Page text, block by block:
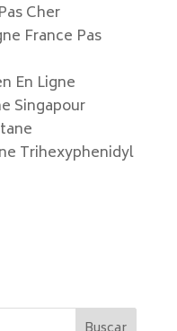
Cher
France Pas
En Ligne
Singapour
Trihexyphenidyl